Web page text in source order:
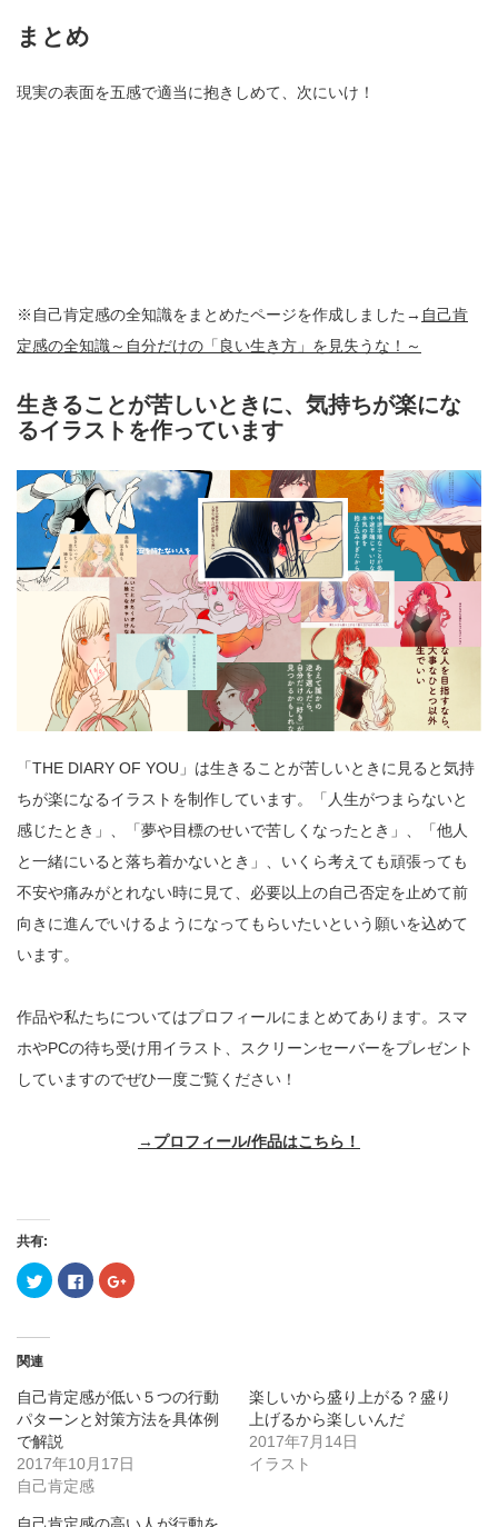
まとめ
現実の表面を五感で適当に抱きしめて、次にいけ！
※自己肯定感の全知識をまとめたページを作成しました→ 自己肯
定感の全知識～自分だけの「良い生き方」を見失うな！～
生きることが苦しいときに、気持ちが楽にな
るイラストを作っています
「THE DIARY OF YOU」は生きることが苦しいときに見ると気持
ちが楽になるイラストを制作しています。「人生がつまらないと
感じたとき」、「夢や目標のせいで苦しくなったとき」、「他人
と一緒にいると落ち着かないとき」、いくら考えても頑張っても
不安や痛みがとれない時に見て、必要以上の自己否定を止めて前
向きに進んでいけるようになってもらいたいという願いを込めて
います。
作品や私たちについてはプロフィールにまとめてあります。スマ
ホやPCの待ち受け用イラスト、スクリーンセーバーをプレゼント
していますのでぜひ一度ご覧ください！
→プロフィール/作品はこちら！
共有:
ク
リ
て
有
(新
し
い
ウ
ィ
ン
ド
で
Facebook
で
リ
ッ
ク
く
だ
さ
(新
ク
リ
有
(新
し
ィ
ン
で
関連
自己肯定感が低い５つの行動
パターンと対策方法を具体例
で解説
2017年10月17日
自己肯定感
楽しいから盛り上がる？盛り
上げるから楽しいんだ
2017年7月14日
イラスト
自己肯定感の高い人が行動を